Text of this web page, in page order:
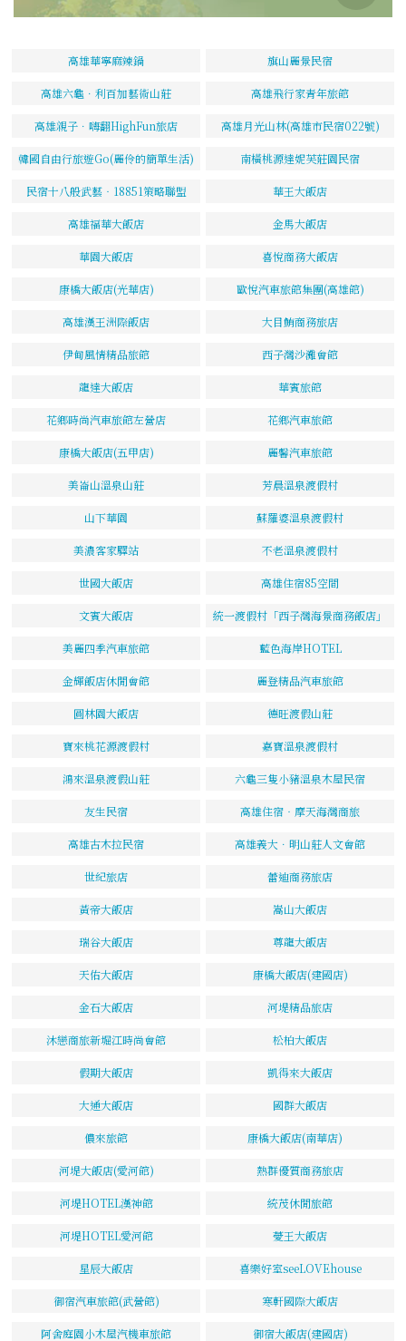
高雄華寧麻辣鍋 旗山麗景民宿
高雄六龜．利百加藝術山莊 高雄飛行家青年旅館
高雄親子．嗨翻HighFun旅店 高雄月光山林(高雄市民宿022號)
韓國自由行旅遊Go(麗伶的簡單生活) 南橫桃源達妮芙莊園民宿
民宿十八般武藝‧18851策略聯盟 華王大飯店
高雄福華大飯店 金馬大飯店
華園大飯店 喜悅商務大飯店
康橋大飯店(光華店) 歐悅汽車旅館集團(高雄館)
高雄漢王洲際飯店 大目鮪商務旅店
伊甸風情精品旅館 西子灣沙灘會館
龍達大飯店 華賓旅館
花鄉時尚汽車旅館左營店 花鄉汽車旅館
康橋大飯店(五甲店) 麗馨汽車旅館
美崙山溫泉山莊 芳晨溫泉渡假村
山下華園 蘇羅婆溫泉渡假村
美濃客家驛站 不老溫泉渡假村
世國大飯店 高雄住宿85空間
文賓大飯店 統一渡假村「西子灣海景商務飯店」
美麗四季汽車旅館 藍色海岸HOTEL
金輝飯店休閒會館 麗登精品汽車旅館
圓林園大飯店 德旺渡假山莊
寶來桃花源渡假村 嘉寶溫泉渡假村
鴻來溫泉渡假山莊 六龜三隻小豬溫泉木屋民宿
友生民宿 高雄住宿‧摩天海灣商旅
高雄古木拉民宿 高雄義大．明山莊人文會館
世紀旅店 蕾迪商務旅店
黃帝大飯店 嵩山大飯店
瑞谷大飯店 尊龍大飯店
天佑大飯店 康橋大飯店(建國店)
金石大飯店 河堤精品旅店
沐戀商旅新堀江時尚會館 松柏大飯店
假期大飯店 凱得來大飯店
大通大飯店 國群大飯店
儂來旅館 康橋大飯店(南華店)
河堤大飯店(愛河館) 熱群優質商務旅店
河堤HOTEL漢神館 統茂休閒旅館
河堤HOTEL愛河館 薆王大飯店
星辰大飯店 喜樂好室seeLOVEhouse
御宿汽車旅館(武營館) 寒軒國際大飯店
阿舍庭園小木屋汽機車旅館 御宿大飯店(建國店)